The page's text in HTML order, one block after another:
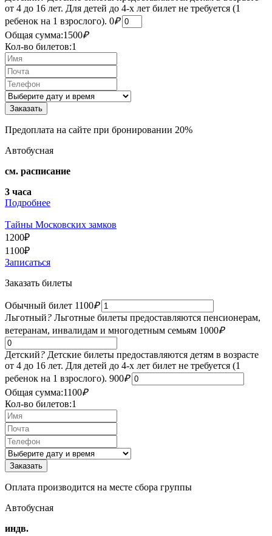
от 4 до 16 лет. Для детей до 4-х лет билет не требуется (1
ребенок на 1 взрослого). 0₽
Общая сумма:1500₽
Кол-во билетов:1
Предоплата на сайте при бронировании 20%
Автобусная
см. расписание
3 часа
Подробнее
Тайны Московских замков
1200₽
1100₽
Записаться
Заказать билеты
Обычный билет 1100₽
Льготный? Льготные билеты предоставляются пенсионерам,
ветеранам, инвалидам и многодетным семьям 1000₽
Детский? Детские билеты предоставляются детям в возрасте
от 4 до 16 лет. Для детей до 4-х лет билет не требуется (1
ребенок на 1 взрослого). 900₽
Общая сумма:1100₽
Кол-во билетов:1
Оплата производится на месте сбора группы
Автобусная
индв.